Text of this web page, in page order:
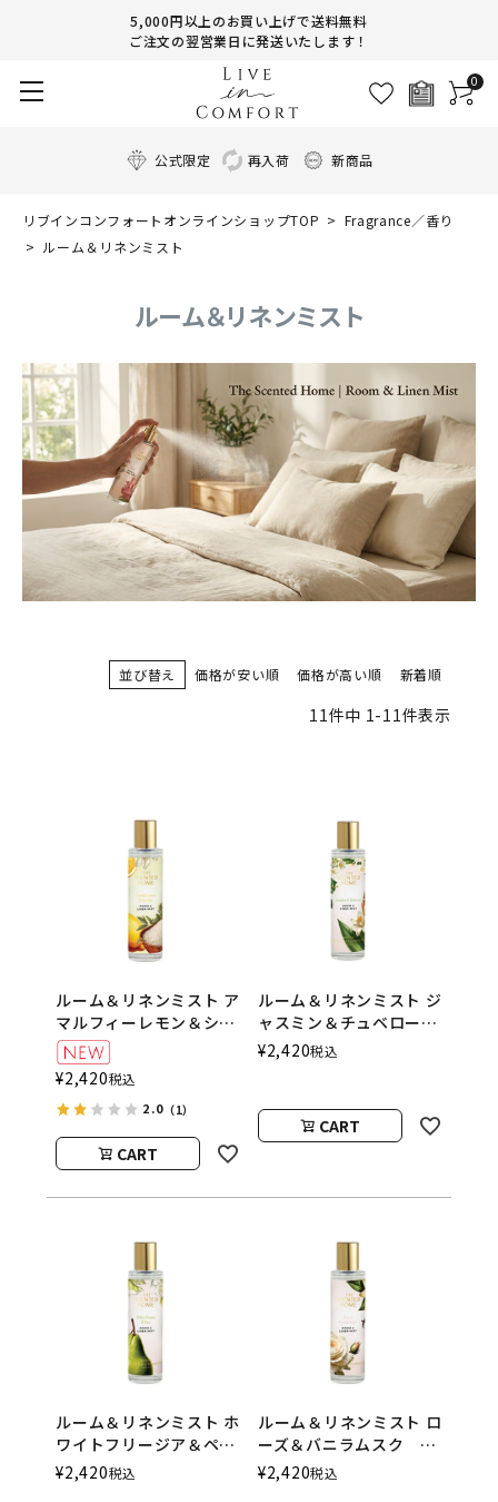
5,000円以上のお買い上げで送料無料
ご注文の翌営業日に発送いたします！
0
公式限定 再入荷 新商品
リブインコンフォートオンラインショップTOP
Fragrance／香り
ルーム＆リネンミスト
ルーム＆リネンミスト
並び替え 価格が安い順 価格が高い順 新着順
11件中 1-11件表示
ルーム＆リネンミスト ア
マルフィーレモン＆シー
ソルト 100ml The
Scented Home by
Ashleigh＆Burwood
¥2,420税込
2.0 （1）
CART
ルーム＆リネンミスト ジ
ャスミン＆チュベロー
ズ 100ml The
Scented Home by
¥2,420税込
CART
ルーム＆リネンミスト ホ
ワイトフリージア＆ペア
ー 100ml The
Scented Home by
¥2,420税込
ルーム＆リネンミスト ロ
ーズ＆バニラムスク
100ml The Scented
Home by Ashleigh＆
¥2,420税込